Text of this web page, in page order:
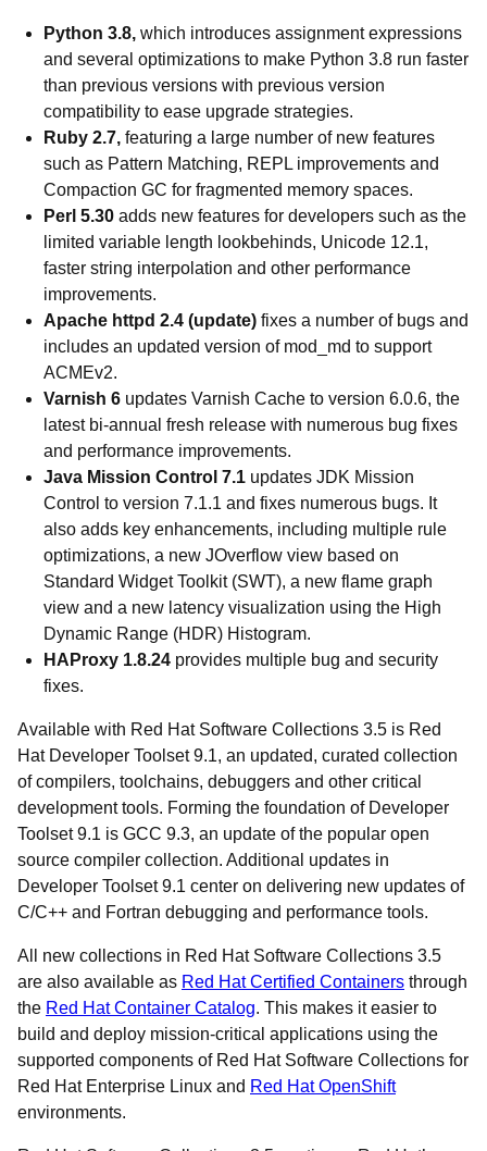
Python 3.8, which introduces assignment expressions
and several optimizations to make Python 3.8 run faster
than previous versions with previous version
compatibility to ease upgrade strategies.
Ruby 2.7, featuring a large number of new features
such as Pattern Matching, REPL improvements and
Compaction GC for fragmented memory spaces.
Perl 5.30 adds new features for developers such as the
limited variable length lookbehinds, Unicode 12.1,
faster string interpolation and other performance
improvements.
Apache httpd 2.4 (update) fixes a number of bugs and
includes an updated version of mod_md to support
ACMEv2.
Varnish 6 updates Varnish Cache to version 6.0.6, the
latest bi-annual fresh release with numerous bug fixes
and performance improvements.
Java Mission Control 7.1 updates JDK Mission
Control to version 7.1.1 and fixes numerous bugs. It
also adds key enhancements, including multiple rule
optimizations, a new JOverflow view based on
Standard Widget Toolkit (SWT), a new flame graph
view and a new latency visualization using the High
Dynamic Range (HDR) Histogram.
HAProxy 1.8.24 provides multiple bug and security
fixes.
Available with Red Hat Software Collections 3.5 is Red
Hat Developer Toolset 9.1, an updated, curated collection
of compilers, toolchains, debuggers and other critical
development tools. Forming the foundation of Developer
Toolset 9.1 is GCC 9.3, an update of the popular open
source compiler collection. Additional updates in
Developer Toolset 9.1 center on delivering new updates of
C/C++ and Fortran debugging and performance tools.
All new collections in Red Hat Software Collections 3.5
are also available as Red Hat Certified Containers through
the Red Hat Container Catalog. This makes it easier to
build and deploy mission-critical applications using the
supported components of Red Hat Software Collections for
Red Hat Enterprise Linux and Red Hat OpenShift
environments.